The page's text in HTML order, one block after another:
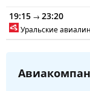
19:15 → 23:20
Уральские